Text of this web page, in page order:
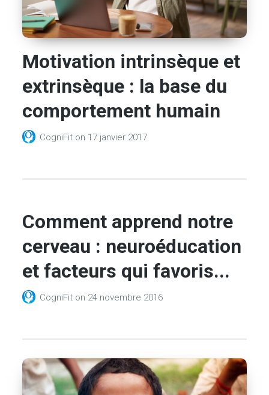
Motivation intrinsèque et
extrinsèque : la base du
comportement humain
CogniFit on 17 janvier 2017
Comment apprend notre
cerveau : neuroéducation
et facteurs qui favoris...
CogniFit on 24 novembre 2016